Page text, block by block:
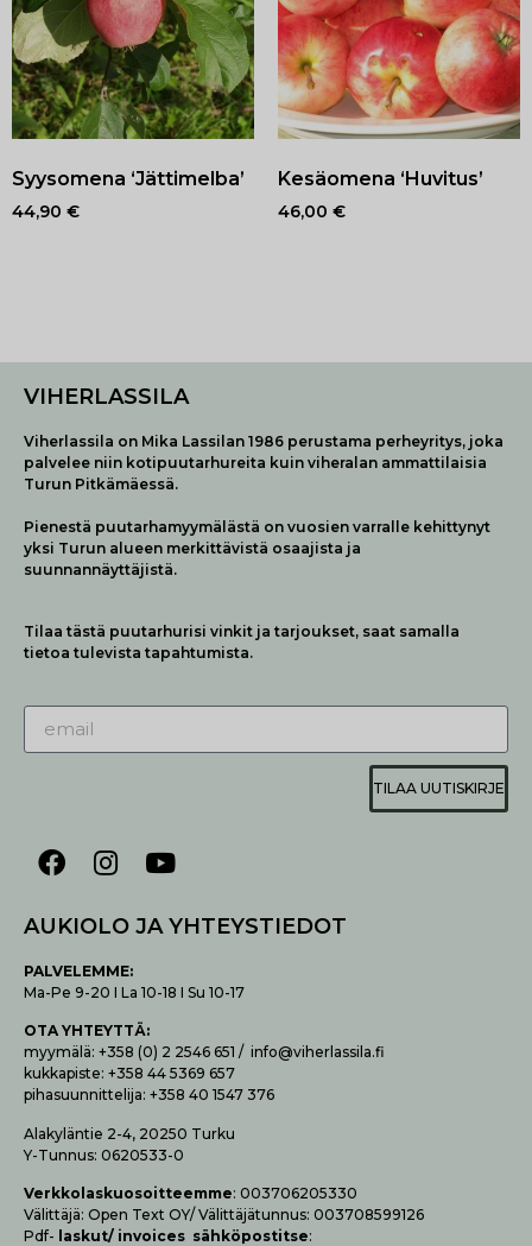
Syysomena ‘Jättimelba’
44,90 €
Kesäomena ‘Huvitus’
46,00 €
VIHERLASSILA
Viherlassila on Mika Lassilan 1986 perustama perheyritys, joka
palvelee niin kotipuutarhureita kuin viheralan ammattilaisia
Turun Pitkämäessä.
Pienestä puutarhamyymälästä on vuosien varralle kehittynyt
yksi Turun alueen merkittävistä osaajista ja
suunnannäyttäjistä.
Tilaa tästä puutarhurisi vinkit ja tarjoukset, saat samalla
tietoa tulevista tapahtumista.
TILAA UUTISKIRJE
AUKIOLO JA YHTEYSTIEDOT
PALVELEMME:
Ma-Pe 9-20 I La 10-18 I Su 10-17
OTA YHTEYTTÄ:
myymälä: +358 (0) 2 2546 651 / info@viherlassila.fi
kukkapiste: +358 44 5369 657
pihasuunnittelija: +358 40 1547 376
Alakyläntie 2-4, 20250 Turku
Y-Tunnus: 0620533-0
Verk­ko­las­kuo­soit­teem­me: 003706205330
Vä­lit­tä­jä: Open Text OY/ Vä­lit­tä­jä­tun­nus: 003708599126
Pdf- las­kut/ invoices säh­kö­pos­tit­se: